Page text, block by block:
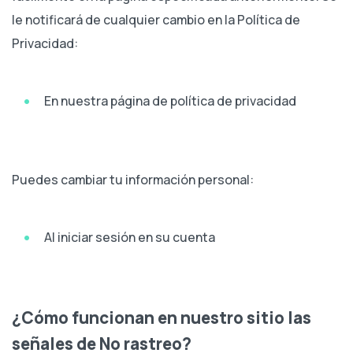
le notificará de cualquier cambio en la Política de
Privacidad:
En nuestra página de política de privacidad
Puedes cambiar tu información personal:
Al iniciar sesión en su cuenta
¿Cómo funcionan en nuestro sitio las
señales de No rastreo?